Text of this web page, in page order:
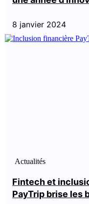
8 janvier 2024
Actualités
Fintech et
PayTrip brise les